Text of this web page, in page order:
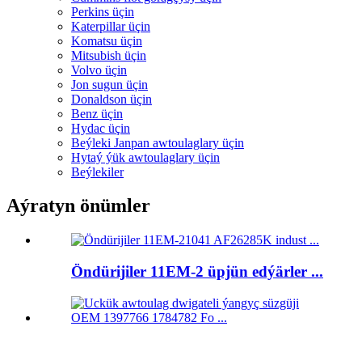
Perkins üçin
Katerpillar üçin
Komatsu üçin
Mitsubish üçin
Volvo üçin
Jon sugun üçin
Donaldson üçin
Benz üçin
Hydac üçin
Beýleki Janpan awtoulaglary üçin
Hytaý ýük awtoulaglary üçin
Beýlekiler
Aýratyn önümler
Öndürijiler 11EM-2 üpjün edýärler ...